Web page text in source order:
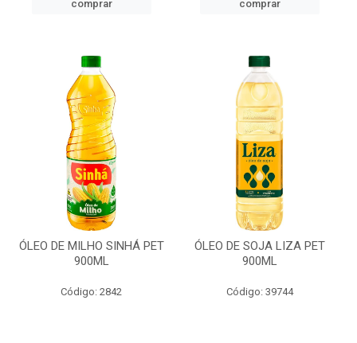
comprar
comprar
ÓLEO DE MILHO SINHÁ PET
900ML
Código: 2842
ÓLEO DE SOJA LIZA PET
900ML
Código: 39744